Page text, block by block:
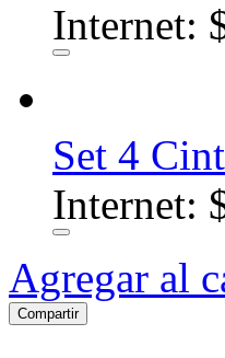
Internet:
Set 4
Internet:
Agregar al
Compartir